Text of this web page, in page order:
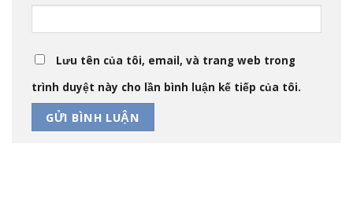
Lưu tên của tôi, email, và trang web trong
trình duyệt này cho lần bình luận kế tiếp của tôi.